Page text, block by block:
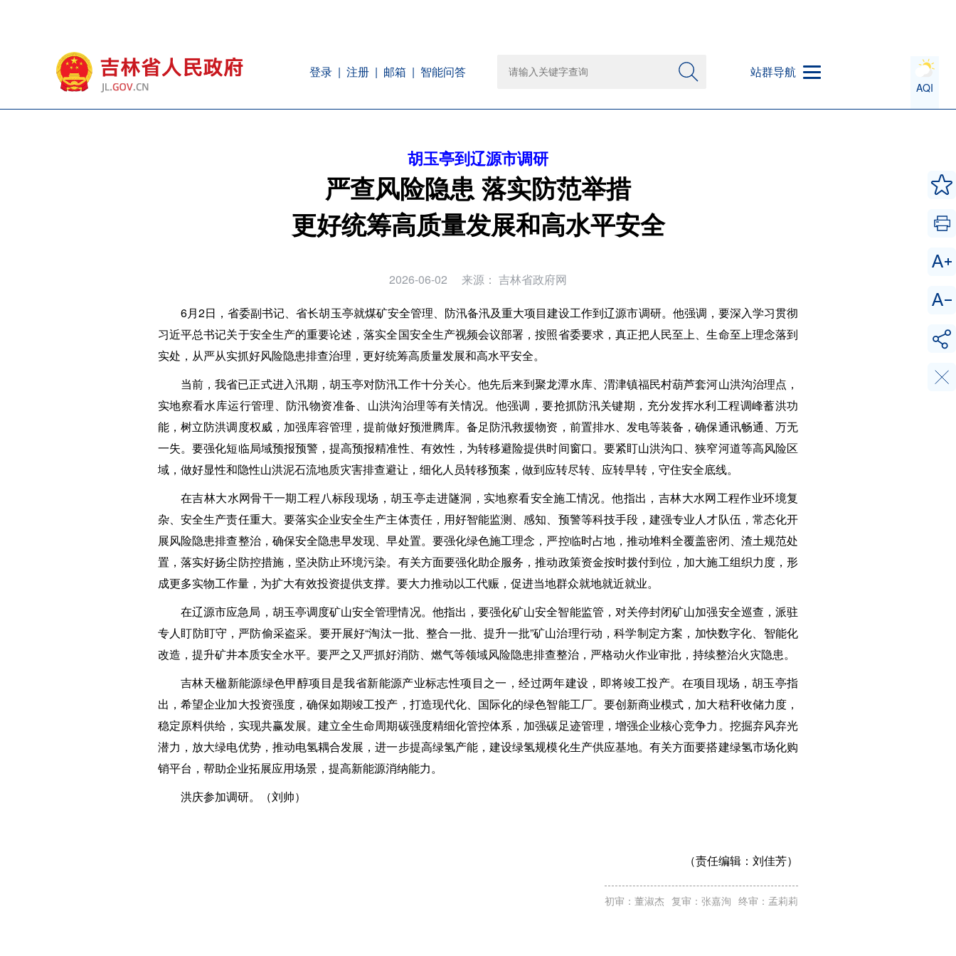
登录 注册 邮箱 智能问答 站群导航
AQI
胡玉亭到辽源市调研
严查风险隐患 落实防范举措
更好统筹高质量发展和高水平安全
2026-06-02 来源： 吉林省政府网
6月2日，省委副书记、省长胡玉亭就煤矿安全管理、防汛备汛及重大项目建设工作到辽源市调研。他强调，要深入学习贯彻
习近平总书记关于安全生产的重要论述，落实全国安全生产视频会议部署，按照省委要求，真正把人民至上、生命至上理念落到
实处，从严从实抓好风险隐患排查治理，更好统筹高质量发展和高水平安全。
当前，我省已正式进入汛期，胡玉亭对防汛工作十分关心。他先后来到聚龙潭水库、渭津镇福民村葫芦套河山洪沟治理点，
实地察看水库运行管理、防汛物资准备、山洪沟治理等有关情况。他强调，要抢抓防汛关键期，充分发挥水利工程调峰蓄洪功
能，树立防洪调度权威，加强库容管理，提前做好预泄腾库。备足防汛救援物资，前置排水、发电等装备，确保通讯畅通、万无
一失。要强化短临局域预报预警，提高预报精准性、有效性，为转移避险提供时间窗口。要紧盯山洪沟口、狭窄河道等高风险区
域，做好显性和隐性山洪泥石流地质灾害排查避让，细化人员转移预案，做到应转尽转、应转早转，守住安全底线。
在吉林大水网骨干一期工程八标段现场，胡玉亭走进隧洞，实地察看安全施工情况。他指出，吉林大水网工程作业环境复
杂、安全生产责任重大。要落实企业安全生产主体责任，用好智能监测、感知、预警等科技手段，建强专业人才队伍，常态化开
展风险隐患排查整治，确保安全隐患早发现、早处置。要强化绿色施工理念，严控临时占地，推动堆料全覆盖密闭、渣土规范处
置，落实好扬尘防控措施，坚决防止环境污染。有关方面要强化助企服务，推动政策资金按时拨付到位，加大施工组织力度，形
成更多实物工作量，为扩大有效投资提供支撑。要大力推动以工代赈，促进当地群众就地就近就业。
在辽源市应急局，胡玉亭调度矿山安全管理情况。他指出，要强化矿山安全智能监管，对关停封闭矿山加强安全巡查，派驻
专人盯防盯守，严防偷采盗采。要开展好“淘汰一批、整合一批、提升一批”矿山治理行动，科学制定方案，加快数字化、智能化
改造，提升矿井本质安全水平。要严之又严抓好消防、燃气等领域风险隐患排查整治，严格动火作业审批，持续整治火灾隐患。
吉林天楹新能源绿色甲醇项目是我省新能源产业标志性项目之一，经过两年建设，即将竣工投产。在项目现场，胡玉亭指
出，希望企业加大投资强度，确保如期竣工投产，打造现代化、国际化的绿色智能工厂。要创新商业模式，加大秸秆收储力度，
稳定原料供给，实现共赢发展。建立全生命周期碳强度精细化管控体系，加强碳足迹管理，增强企业核心竞争力。挖掘弃风弃光
潜力，放大绿电优势，推动电氢耦合发展，进一步提高绿氢产能，建设绿氢规模化生产供应基地。有关方面要搭建绿氢市场化购
销平台，帮助企业拓展应用场景，提高新能源消纳能力。
洪庆参加调研。（刘帅）
（责任编辑： 刘佳芳）
初审：董淑杰 复审：张嘉洵 终审：孟莉莉